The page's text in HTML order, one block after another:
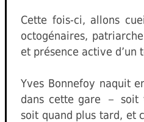
Cette fois-ci, allons
octogénaires,
et présence active d’un
Yves Bonnefoy naquit
dans cette gare － soit
soit quand plus tard, et